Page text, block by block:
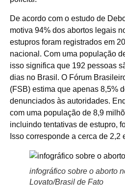
De acordo com o estudo de
motiva 94% dos abortos legais
estupros foram registrados em
nacional. Com uma população
isso significa que 192 pessoas
dias no Brasil. O Fórum
(FSB) estima que apenas 8,5%
denunciados às autoridades.
com uma população de 8,9
incluindo tentativas de estupro,
Isso corresponde a cerca de 2,2
infográfico sobre o aborto
Lovato/Brasil de Fato